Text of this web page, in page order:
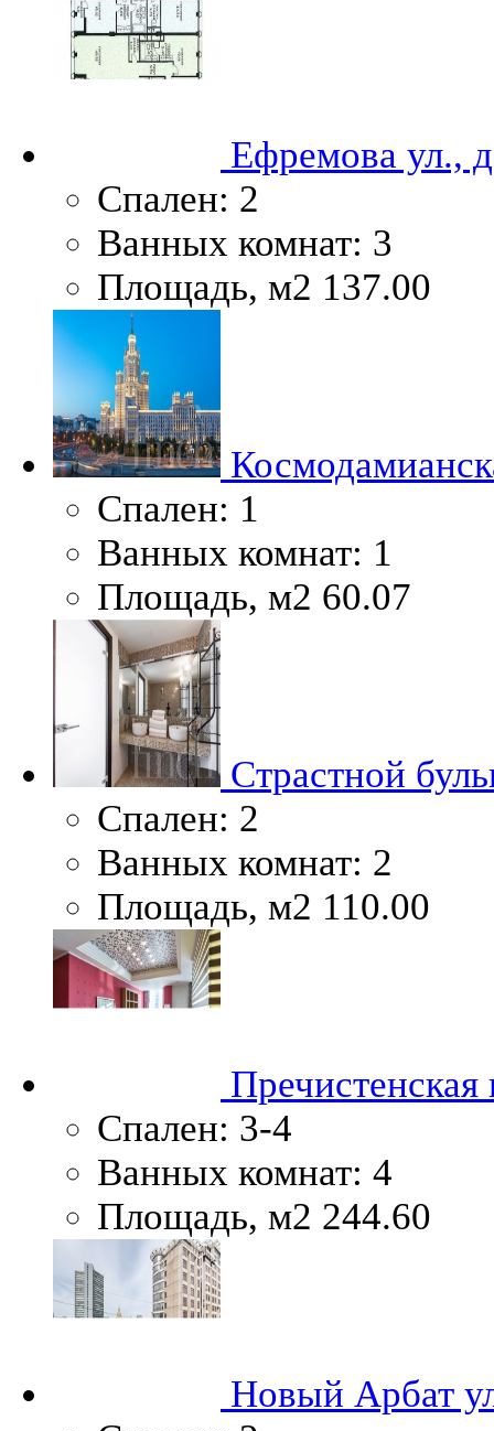
Ефремова ул.,
Спален: 2
Ванных комнат: 3
Площадь, м2 137.00
Спален: 1
Ванных комнат: 1
Площадь, м2 60.07
Страстной
Спален: 2
Ванных комнат: 2
Площадь, м2 110.00
Спален: 3-4
Ванных комнат: 4
Площадь, м2 244.60
Новый Арбат